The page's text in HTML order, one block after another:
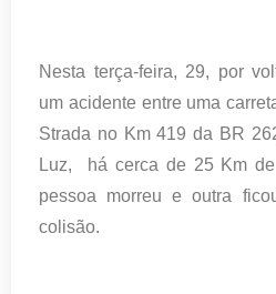
Nesta terça-feira, 29, por
um acidente entre uma
Strada no Km 419 da BR
Luz, há cerca de 25 Km
pessoa morreu e outra
colisão.